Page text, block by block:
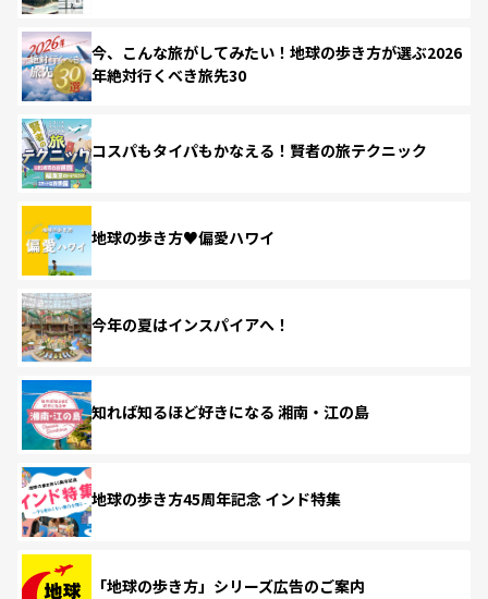
今、こんな旅がしてみたい！地球の歩き方が選ぶ2026
年絶対行くべき旅先30
コスパもタイパもかなえる！賢者の旅テクニック
地球の歩き方♥偏愛ハワイ
今年の夏はインスパイアへ！
知れば知るほど好きになる 湘南・江の島
地球の歩き方45周年記念 インド特集
「地球の歩き方」シリーズ広告のご案内